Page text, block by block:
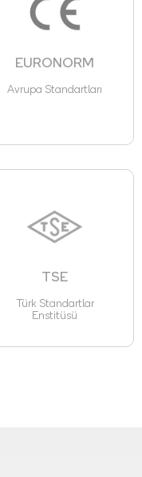
EURONORM
Avrupa Standartları
TSE
Türk Standartlar
Enstitüsü